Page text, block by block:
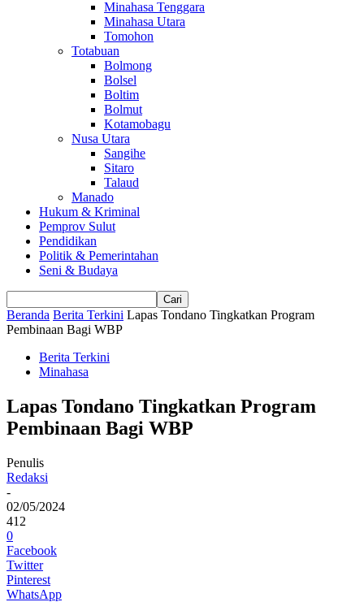
Minahasa Tenggara
Minahasa Utara
Tomohon
Totabuan
Bolmong
Bolsel
Boltim
Bolmut
Kotamobagu
Nusa Utara
Sangihe
Sitaro
Talaud
Manado
Hukum & Kriminal
Pemprov Sulut
Pendidikan
Politik & Pemerintahan
Seni & Budaya
Beranda Berita Terkini Lapas Tondano Tingkatkan Program
Pembinaan Bagi WBP
Berita Terkini
Minahasa
Lapas Tondano Tingkatkan Program
Pembinaan Bagi WBP
Penulis
Redaksi
-
02/05/2024
412
0
Facebook
Twitter
Pinterest
WhatsApp